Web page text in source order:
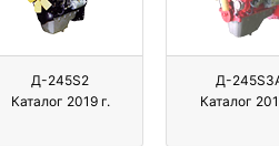
Д-245S2
Каталог 2019 г.
Д-
Каталог